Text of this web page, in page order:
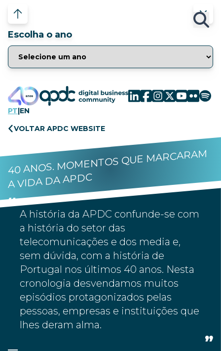
Escolha o ano
PT|EN
VOLTAR APDC WEBSITE
40 ANOS. MOMENTOS QUE MARCARAM
A VIDA DA APDC
A história da APDC confunde-se com
a história do setor das
telecomunicações e dos media e,
sem dúvida, com a história de
Portugal nos últimos 40 anos. Nesta
cronologia desvendamos muitos
episódios protagonizados pelas
pessoas, empresas e instituições que
lhes deram alma.